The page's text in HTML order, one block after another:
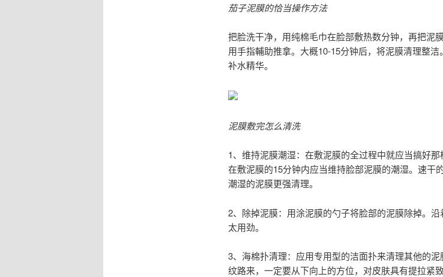
茄子泥膜的恰当操作方法
把脸洗干净，用纯棉毛巾在脸部敷热数分钟，再把泥
用手指輔助推拿。大概10-15分钟后，将泥膜清理整
补水精华。
泥膜敷完怎么清洗
1、维持泥膜潮湿：在敷泥膜的全过程中就应当搞好那
在敷泥膜的15分钟内应当维持脸部泥膜的潮湿。速干
潮湿的泥膜更强清理。
2、除掉泥膜：用涂泥膜的勺子将脸部的泥膜除掉。
太用劲。
3、海棉扑清理：应用专用型的洁面扑来清理其他的
纹路来，一定要从下向上的方位，对皮肤具有提拉紧